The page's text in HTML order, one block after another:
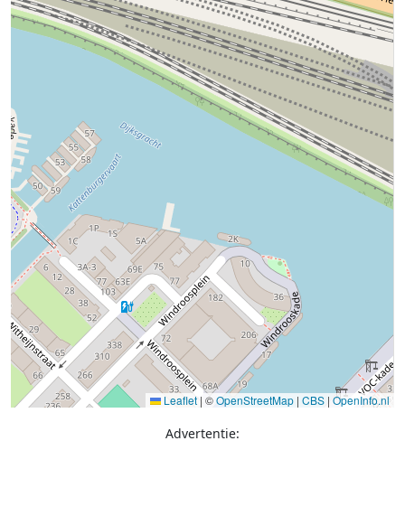
Leaflet | ©OpenStreetMap | CBS | OpenInfo.nl
Advertentie: